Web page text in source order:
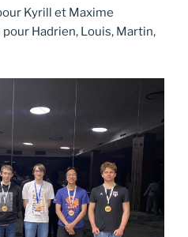
Kyrill et Maxime
Hadrien, Louis, Martin,